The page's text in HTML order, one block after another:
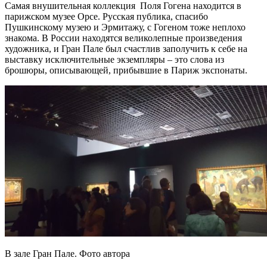
Самая внушительная коллекция Поля Гогена находится в
парижском музее Орсе. Русская публика, спасибо
Пушкинскому музею и Эрмитажу, с Гогеном тоже неплохо
знакома. В России находятся великолепные произведения
художника, и Гран Пале был счастлив заполучить к себе на
выставку исключительные экземпляры – это слова из
брошюры, описывающей, прибывшие в Париж экспонаты.
В зале Гран Пале. Фото автора